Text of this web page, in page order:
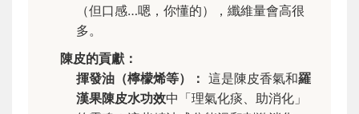
（但口感…嗯，你懂的），纖維量會高很
多。
陳皮的貢獻：
揮發油（檸檬烯等）： 這是陳皮香氣和羅
漢果陳皮水功效中「理氣化痰、助消化」